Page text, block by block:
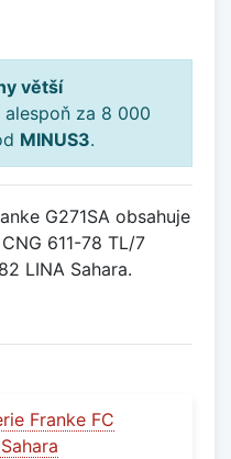
větší
alespoň za 8 000
MINUS3.
G271SA obsahuje
611-78 TL/7
LINA Sahara.
Franke FC